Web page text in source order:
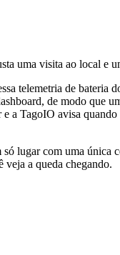
uma visita ao local e
telemetria de bateria
de modo que
a TagoIO avisa
lugar com uma única
veja a queda chegando.